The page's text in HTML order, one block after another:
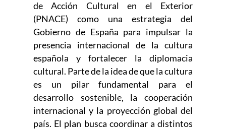
de Acción Cultural en el Exterior
(PNACE) como una estrategia del
Gobierno de España para impulsar la
presencia internacional de la cultura
española y fortalecer la diplomacia
cultural. Parte de la idea de que la cultura
es un pilar fundamental para el
desarrollo sostenible, la cooperación
internacional y la proyección global del
país. El plan busca coordinar a distintos